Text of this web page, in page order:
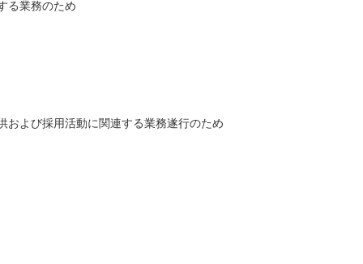
る業務のため
および採用活動に関連する業務遂行のため